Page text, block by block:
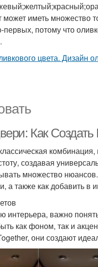
иметь множество
потому что
Как
комбинация,
создавая
множество
а также как добавить в
интерьера, важно
как фоном, так и
они создают